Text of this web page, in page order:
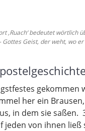
‚Ruach‘ bedeutet wörtlich
Geist, der weht, wo er
her ein
in dem sie
jeden von ihnen